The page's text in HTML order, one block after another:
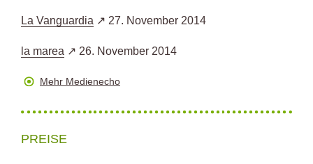
La Vanguardia 27. November 2014
la marea 26. November 2014
Mehr Medienecho
PREISE